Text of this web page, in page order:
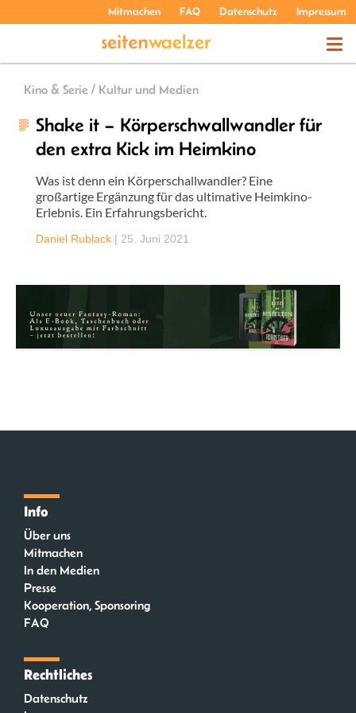
Mitmachen FAQ Datenschutz Impressum
THEMEN
PODCASTS
ÜBER UNS
Kino & Serie / Kultur und Medien
Shake it – Körperschwallwandler für
den extra Kick im Heimkino
Was ist denn ein Körperschallwandler? Eine
großartige Ergänzung für das ultimative Heimkino-
Erlebnis. Ein Erfahrungsbericht.
Daniel Rublack | 25. Juni 2021
Info
Über uns
Mitmachen
In den Medien
Presse
Kooperation, Sponsoring
FAQ
Rechtliches
Datenschutz